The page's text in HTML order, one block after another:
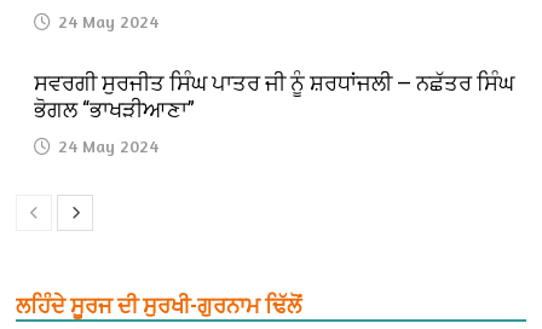
24 May 2024
ਸਵਰਗੀ ਸੁਰਜੀਤ ਸਿੰਘ ਪਾਤਰ ਜੀ ਨੂੰ ਸ਼ਰਧਾਂਜਲੀ — ਨਛੱਤਰ ਸਿੰਘ
ਭੋਗਲ “ਭਾਖੜੀਆਣਾ”
24 May 2024
ਲਹਿੰਦੇ ਸੂਰਜ ਦੀ ਸੁਰਖੀ-ਗੁਰਨਾਮ ਢਿੱਲੋਂ